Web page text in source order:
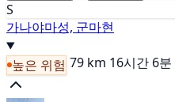
S
가나야마성, 군마현
높은 위험 79 km 16시간 6분